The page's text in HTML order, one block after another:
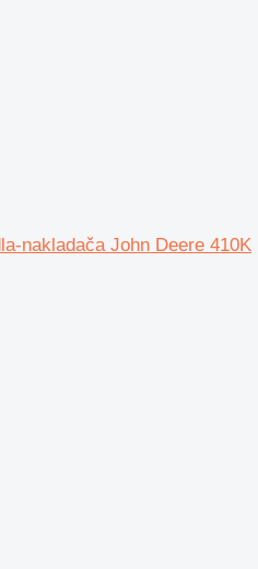
nakladača John Deere 410K